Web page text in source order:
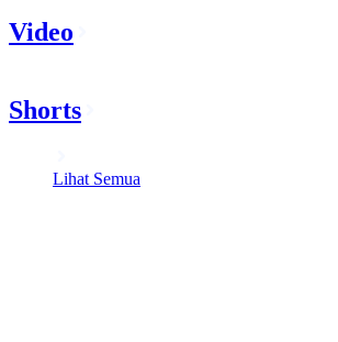
Video
Shorts
Lihat Semua